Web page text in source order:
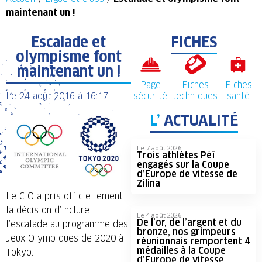
maintenant un !
Escalade et
olympisme font
maintenant un !
Le 24 août 2016 à 16:17
Le CIO a pris officiellement
la décision d’inclure
l’escalade au programme des
Jeux Olympiques de 2020 à
Tokyo.
FICHES
Page
sécurité
Fiches
techniques
Fiches
santé
L’ ACTUALITÉ
Le 7 août 2026
Trois athlètes Péï
engagés sur la Coupe
d’Europe de vitesse de
Zilina
Le 4 août 2026
De l’or, de l’argent et du
bronze, nos grimpeurs
réunionnais remportent 4
médailles à la Coupe